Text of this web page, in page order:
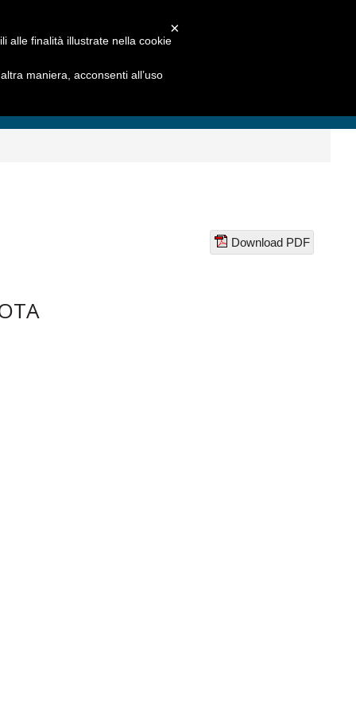
Download PDF
×
alle finalità illustrate nella cookie
maniera, acconsenti all’uso